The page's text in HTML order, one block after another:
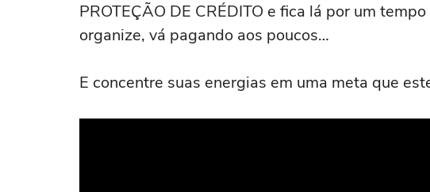
PROTEÇÃO DE CRÉDITO e fica lá por um
organize, vá pagando aos poucos…
E concentre suas energias em uma meta que